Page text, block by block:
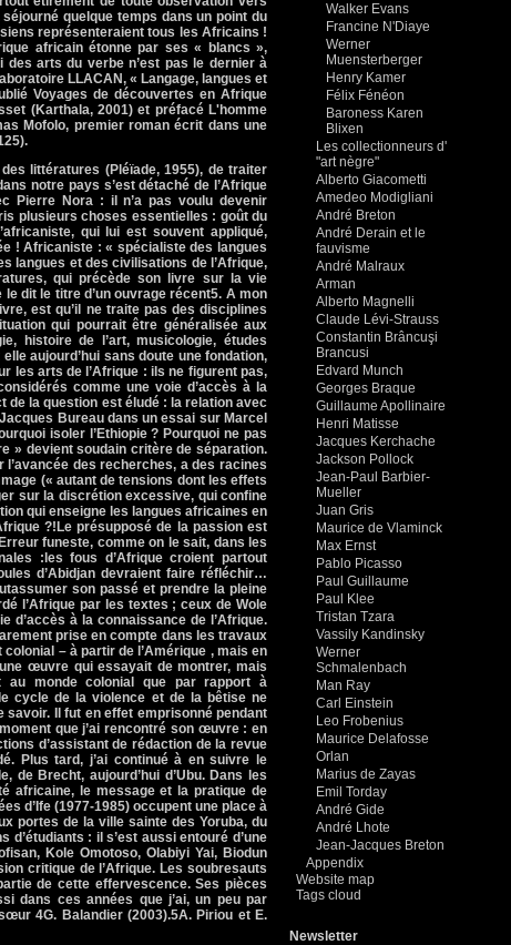
séjourné quelque temps dans un point du
représenteraient tous les Africains !
africain étonne par ses « blancs »,
arts du verbe n’est pas le dernier à
LLACAN, « Langage, langues et
Voyages de découvertes en Afrique
(Karthala, 2001) et préfacé L'homme
Mofolo, premier roman écrit dans une
littératures (Pléïade, 1955), de traiter
notre pays s’est détaché de l’Afrique
Pierre Nora : il n’a pas voulu devenir
plusieurs choses essentielles : goût du
qui lui est souvent appliqué,
! Africaniste : « spécialiste des langues
langues et des civilisations de l’Afrique,
qui précède son livre sur la vie
dit le titre d’un ouvrage récent5. A mon
est qu’il ne traite pas des disciplines
qui pourrait être généralisée aux
histoire de l’art, musicologie, études
aujourd’hui sans doute une fondation,
les arts de l’Afrique : ils ne figurent pas,
comme une voie d’accès à la
de la question est éludé : la relation avec
Bureau dans un essai sur Marcel
isoler l’Ethiopie ? Pourquoi ne pas
» devient soudain critère de séparation.
des recherches, a des racines
(« autant de tensions dont les effets
sur la discrétion excessive, qui confine
qui enseigne les langues africaines en
?!Le présupposé de la passion est
funeste, comme on le sait, dans les
:les fous d’Afrique croient partout
d’Abidjan devraient faire réfléchir…
son passé et prendre la pleine
l’Afrique par les textes ; ceux de Wole
d’accès à la connaissance de l’Afrique.
prise en compte dans les travaux
– à partir de l’Amérique , mais en
œuvre qui essayait de montrer, mais
monde colonial que par rapport à
cycle de la violence et de la bêtise ne
savoir. Il fut en effet emprisonné pendant
que j’ai rencontré son œuvre : en
d’assistant de rédaction de la revue
Plus tard, j’ai continué à en suivre le
de Brecht, aujourd’hui d’Ubu. Dans les
africaine, le message et la pratique de
d’Ife (1977-1985) occupent une place à
portes de la ville sainte des Yoruba, du
d’étudiants : il s’est aussi entouré d’une
Kole Omotoso, Olabiyi Yai, Biodun
critique de l’Afrique. Les soubresauts
de cette effervescence. Ses pièces
dans ces années que j’ai, un peu par
4G. Balandier (2003).5A. Piriou et E.
Walker Evans
Francine N'Diaye
Werner
Muensterberger
Henry Kamer
Félix Fénéon
Baroness Karen
Blixen
Les collectionneurs d'
"art nègre"
Alberto Giacometti
Amedeo Modigliani
André Breton
André Derain et le
fauvisme
André Malraux
Arman
Alberto Magnelli
Claude Lévi-Strauss
Constantin Brâncuşi
Brancusi
Edvard Munch
Georges Braque
Guillaume Apollinaire
Henri Matisse
Jacques Kerchache
Jackson Pollock
Jean-Paul Barbier-
Mueller
Juan Gris
Maurice de Vlaminck
Max Ernst
Pablo Picasso
Paul Guillaume
Paul Klee
Tristan Tzara
Vassily Kandinsky
Werner
Schmalenbach
Man Ray
Carl Einstein
Leo Frobenius
Maurice Delafosse
Orlan
Marius de Zayas
Emil Torday
André Gide
André Lhote
Jean-Jacques Breton
Appendix
Website map
Tags cloud
Newsletter